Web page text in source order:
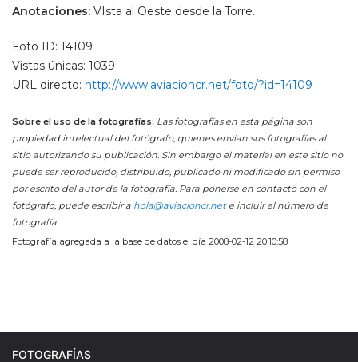
Anotaciones: VIsta al Oeste desde la Torre.
Foto ID: 14109
Vistas únicas: 1039
URL directo: http://www.aviacioncr.net/foto/?id=14109
Sobre el uso de la fotografías: Las fotografías en esta página son
propiedad intelectual del fotógrafo, quienes envían sus fotografías al
sitio autorizando su publicación. Sin embargo el material en este sitio no
puede ser reproducido, distribuido, publicado ni modificado sin permiso
por escrito del autor de la fotografía. Para ponerse en contacto con el
fotógrafo, puede escribir a hola@aviacioncr.nete incluir el número de
fotografía.
Fotografía agregada a la base de datos el día 2008-02-12 20:10:58
FOTOGRAFÍAS